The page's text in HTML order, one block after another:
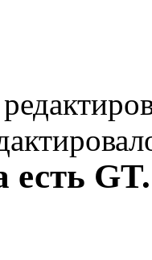
есть GT.